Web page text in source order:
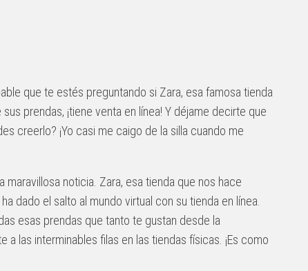
que te estés preguntando si Zara, esa famosa tienda
prendas, ¡tiene venta en línea! Y déjame decirte que
creerlo? ¡Yo casi me caigo de la silla cuando me
noticia. Zara, esa tienda que nos hace
dado el salto al mundo virtual con su tienda en línea.
esas prendas que tanto te gustan desde la
las interminables filas en las tiendas físicas. ¡Es como